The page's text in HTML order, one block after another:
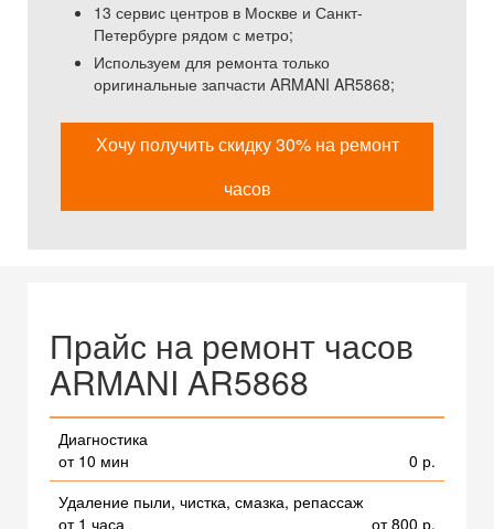
13 сервис центров в Москве и Санкт-
Петербурге рядом с метро;
Используем для ремонта только
оригинальные запчасти ARMANI AR5868;
Хочу получить скидку 30% на ремонт
часов
Прайс на ремонт часов
ARMANI AR5868
Диагностика
от 10 мин
0 р.
Удаление пыли, чистка, смазка, репассаж
от 1 часа
от 800 р.